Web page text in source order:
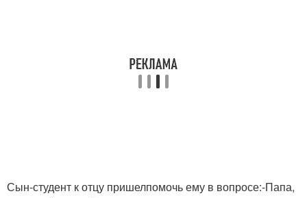
Сын-студент к отцу пришелпомочь ему в вопросе:-Папа,